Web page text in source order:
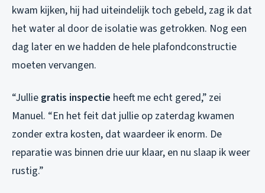
kwam kijken, hij had uiteindelijk toch gebeld, zag ik dat
het water al door de isolatie was getrokken. Nog een
dag later en we hadden de hele plafondconstructie
moeten vervangen.
“Jullie gratis inspectie heeft me echt gered,” zei
Manuel. “En het feit dat jullie op zaterdag kwamen
zonder extra kosten, dat waardeer ik enorm. De
reparatie was binnen drie uur klaar, en nu slaap ik weer
rustig.”